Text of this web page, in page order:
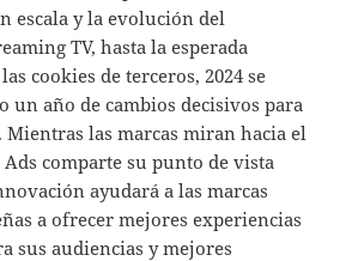
escala y la evolución del
TV, hasta la esperada
cookies de terceros, 2024 se
un año de cambios decisivos para
las marcas miran hacia el
comparte su punto de vista
ayudará a las marcas
a ofrecer mejores experiencias
sus audiencias y mejores